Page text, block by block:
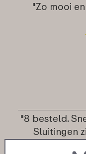
"Zo mooi
"8 besteld.
Sluitingen